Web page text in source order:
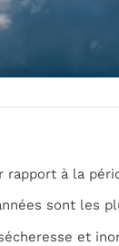
rapport à la
sont les
et